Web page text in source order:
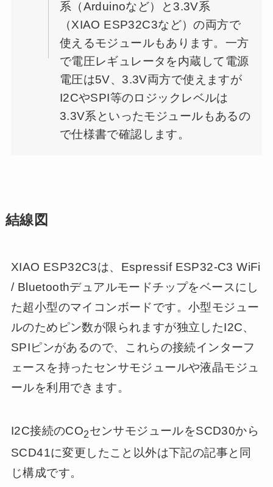
系（Arduinoなど）と3.3V系
（XIAO ESP32C3など）の両方で
使えるモジュールもあります。一方
で電圧レギュレータを内蔵して電源
電圧は5V、3.3V両方で使えますが
I2CやSPI等のロジックレベルは
3.3V系といったモジュールもあるの
で仕様書で確認します。
結線図
XIAO ESP32C3は、Espressif ESP32-C3 WiFi
/ Bluetoothデュアルモードチップをベースにし
た超小型のマイコンボードです。小型モジュー
ルのためピン数が限られますが独立したI2C、
SPIピンがあるので、これらの接続インターフ
ェースを持ったセンサモジュールや液晶モジュ
ールを利用できます。
I2C接続のCO2センサモジュールをSCD30から
SCD41に変更したこと以外は下記の記事と同
じ構成です。